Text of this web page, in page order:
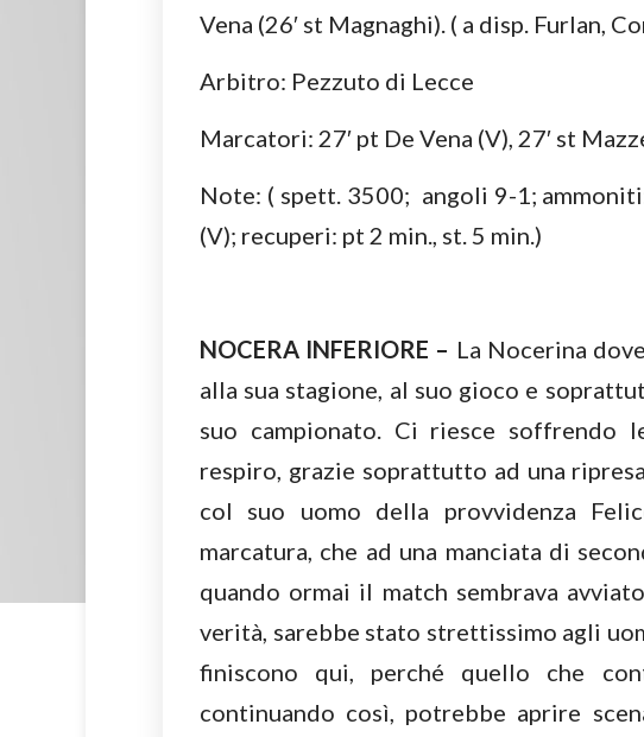
Vena (26′ st Magnaghi). ( a disp. Furlan,
Arbitro: Pezzuto di Lecce
Marcatori: 27′ pt De Vena (V), 27′ st
Note: ( spett. 3500; angoli 9-1;
(V); recuperi: pt 2 min., st. 5 min.)
NOCERA INFERIORE – La Nocerina
alla sua stagione, al suo gioco e
suo campionato. Ci riesce soffrendo
respiro, grazie soprattutto ad una
col suo uomo della provvidenza
marcatura, che ad una manciata di
quando ormai il match sembrava
verità, sarebbe stato strettissimo agli
finiscono qui, perché quello che
continuando così, potrebbe aprire